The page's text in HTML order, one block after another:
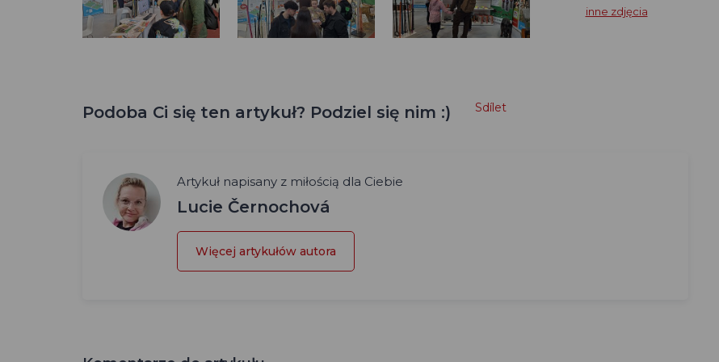
inne zdjęcia
Podoba Ci się ten artykuł? Podziel się nim :) Sdílet
Artykuł napisany z miłością dla Ciebie
Lucie Černochová
Więcej artykułów autora